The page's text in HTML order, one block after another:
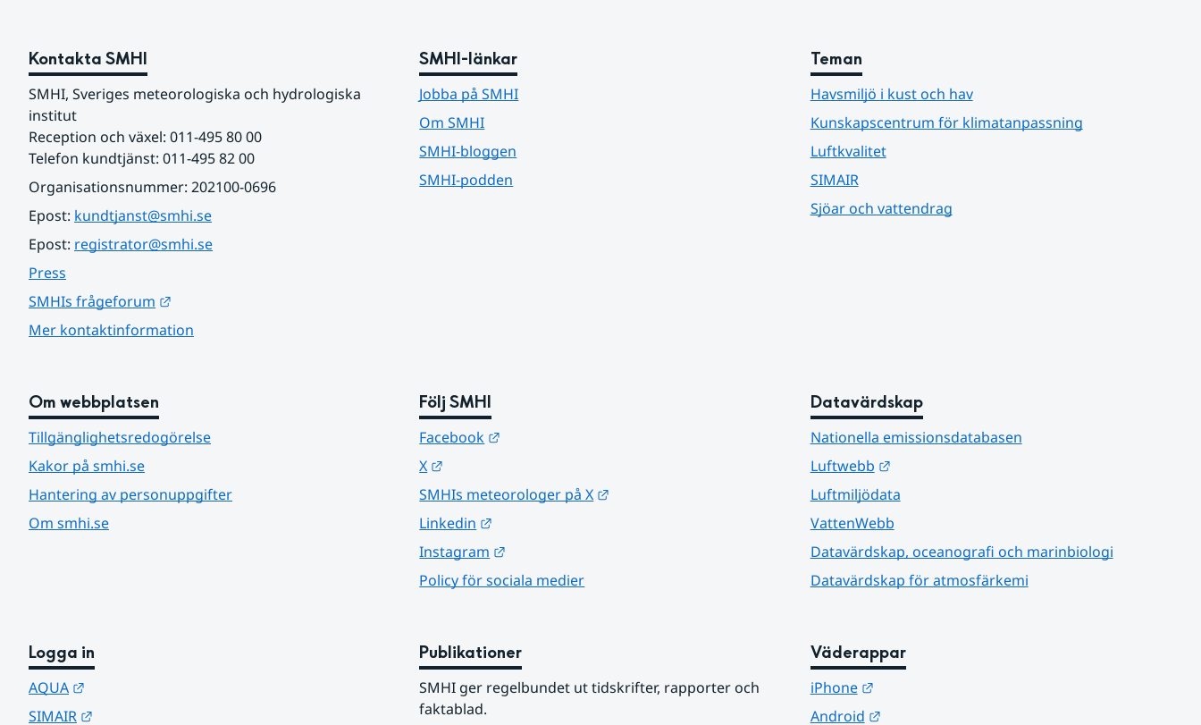
Kontakta SMHI
SMHI, Sveriges meteorologiska och hydrologiska
institut
Reception och växel: 011-495 80 00
Telefon kundtjänst: 011-495 82 00
Organisationsnummer: 202100-0696
Epost: kundtjanst@smhi.se
Epost: registrator@smhi.se
Press
SMHIs frågeforum
Mer kontaktinformation
SMHI-länkar
Jobba på SMHI
Om SMHI
SMHI-bloggen
SMHI-podden
Teman
Havsmiljö i kust och hav
Kunskapscentrum för klimatanpassning
Luftkvalitet
SIMAIR
Sjöar och vattendrag
Om webbplatsen
Tillgänglighetsredogörelse
Kakor på smhi.se
Hantering av personuppgifter
Om smhi.se
Följ SMHI
Facebook
X
SMHIs meteorologer på X
Linkedin
Instagram
Policy för sociala medier
Datavärdskap
Nationella emissionsdatabasen
Luftwebb
Länk till annan webbplats.
Luftmiljödata
VattenWebb
Datavärdskap, oceanografi och marinbiologi
Datavärdskap för atmosfärkemi
Logga in
AQUA
SIMAIR
Publikationer
SMHI ger regelbundet ut tidskrifter, rapporter och
faktablad.
Väderappar
iPhone
Länk till annan webbplats.
Android
Länk till annan webbplats.